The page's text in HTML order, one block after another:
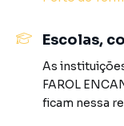
com a cozinha,
convívio familiar;
Integração
totalmente
Escolas,
As
FAROL
ficam nessa